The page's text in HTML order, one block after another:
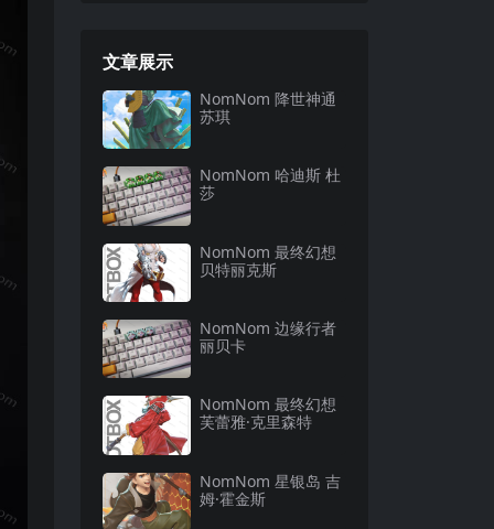
文章展示
NomNom 降世神通
苏琪
NomNom 哈迪斯 杜
莎
NomNom 最终幻想
贝特丽克斯
NomNom 边缘行者
丽贝卡
NomNom 最终幻想
芙蕾雅·克里森特
NomNom 星银岛 吉
姆·霍金斯